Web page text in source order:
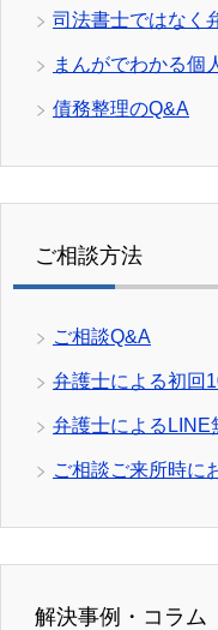
司法書士ではなく
まんがでわかる個
債務整理のQ&A
ご相談方法
ご相談Q&A
弁護士による初回
弁護士によるLINE
ご相談ご来所時に
解決事例・コラム